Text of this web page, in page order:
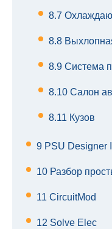
8.7
8.8
8.9 Система
8.10 Салон
8.11 Кузов
9 PSU Designer II
10 Разбор
11 CircuitMod
12 Solve Elec